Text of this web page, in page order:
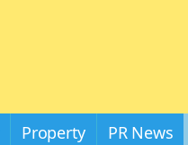
Property PR News